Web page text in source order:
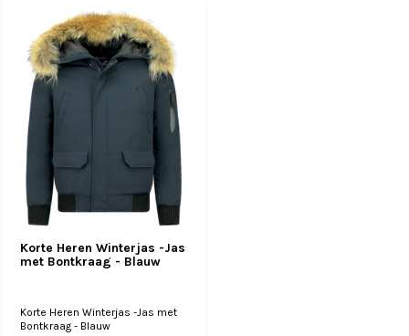
Korte Heren Winterjas -Jas
met Bontkraag - Blauw
Korte Heren Winterjas -Jas met
Bontkraag - Blauw